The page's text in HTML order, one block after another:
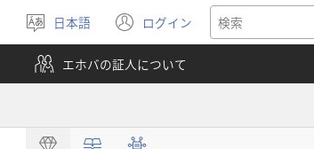
言
語
を
選
日本語 ログイン
（新
し
い
タ
で
エホバの証人について